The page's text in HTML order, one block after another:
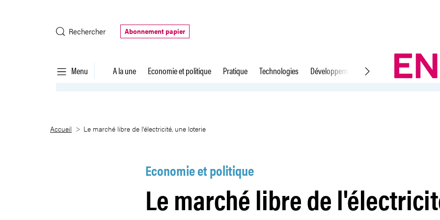
Rechercher
Abonnement papier
Menu A la une Economie et politique Pratique Technologies Développement durable Droit du travail
Le marché libre de l&#39;électricité, une loterie
Accueil Le marché libre de l'électricité, une loterie
Economie et politique
Le marché libre de